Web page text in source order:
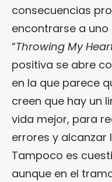
consecuencias
encontrarse a uno
“Throwing My
positiva se abre
en la que parece
creen que hay un
vida mejor, para
errores y alcanzar
Tampoco es
aunque en el